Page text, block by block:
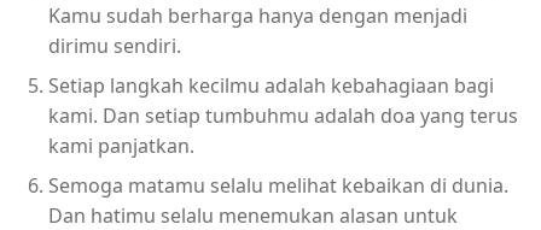
Kamu sudah berharga hanya dengan menjadi
dirimu sendiri.
Setiap langkah kecilmu adalah kebahagiaan bagi
kami. Dan setiap tumbuhmu adalah doa yang terus
kami panjatkan.
Semoga matamu selalu melihat kebaikan di dunia.
Dan hatimu selalu menemukan alasan untuk